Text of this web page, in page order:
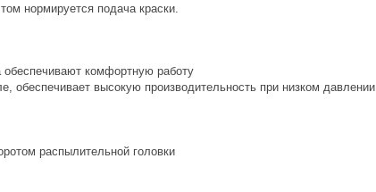
нормируется подача краски.
обеспечивают комфортную работу
обеспечивает высокую производительность при низком давлении
распылительной головки